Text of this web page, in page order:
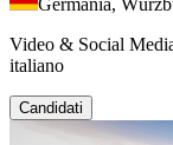
Video & Social
italiano
Candidati